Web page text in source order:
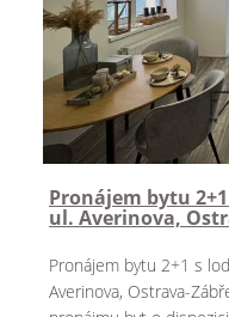
Pronájem bytu
ul. Averinova,
Pronájem bytu 2+1 s
Averinova, Ostrava-